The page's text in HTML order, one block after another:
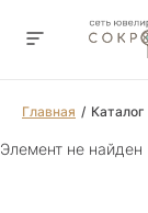
Главная Каталог
Элемент не найден